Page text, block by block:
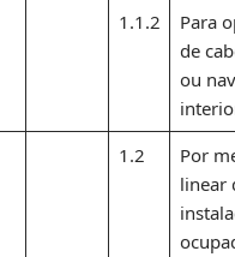
1.1.2
Para
de
ou
1.2
Por
linear